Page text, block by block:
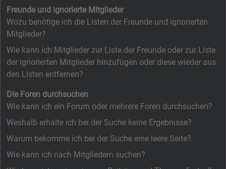
Freunde und ignorierte Mitglieder
Wozu benötige ich die Listen der Freunde und ignorierten
Mitglieder?
Wie kann ich Mitglieder zur Liste der Freunde oder zur Liste
der ignorierten Mitglieder hinzufügen oder diese wieder aus
den Listen entfernen?
Die Foren durchsuchen
Wie kann ich ein Forum oder mehrere Foren durchsuchen?
Weshalb erhalte ich bei der Suche keine Ergebnisse?
Warum bekomme ich bei der Suche eine leere Seite?
Wie kann ich nach Mitgliedern suchen?